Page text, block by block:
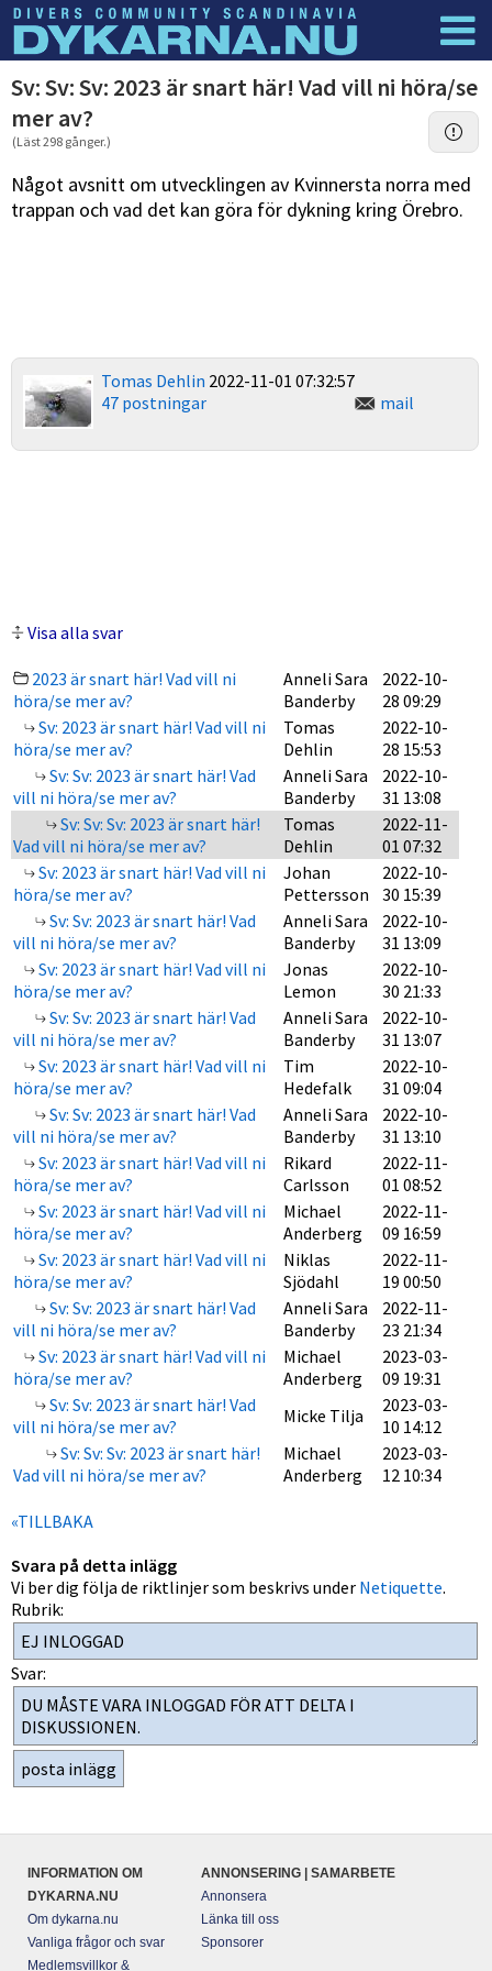
Dyknyheter Logga in
Sv: Sv: Sv: 2023 är snart här! Vad vill ni höra/se
mer av?
(Läst 298 gånger.)
Något avsnitt om utvecklingen av Kvinnersta norra med
trappan och vad det kan göra för dykning kring Örebro.
Tomas Dehlin 2022-11-01 07:32:57
47 postningar
mail
Visa alla svar
2023 är snart här! Vad vill ni
höra/se mer av?
Anneli Sara
Banderby
2022-10-
28 09:29
Sv: 2023 är snart här! Vad vill ni
höra/se mer av?
Tomas
Dehlin
2022-10-
28 15:53
Sv: Sv: 2023 är snart här! Vad
vill ni höra/se mer av?
Anneli Sara
Banderby
2022-10-
31 13:08
Sv: Sv: Sv: 2023 är snart här!
Vad vill ni höra/se mer av?
Tomas
Dehlin
2022-11-
01 07:32
Sv: 2023 är snart här! Vad vill ni
höra/se mer av?
Johan
Pettersson
2022-10-
30 15:39
Sv: Sv: 2023 är snart här! Vad
vill ni höra/se mer av?
Anneli Sara
Banderby
2022-10-
31 13:09
Sv: 2023 är snart här! Vad vill ni
höra/se mer av?
Jonas
Lemon
2022-10-
30 21:33
Sv: Sv: 2023 är snart här! Vad
vill ni höra/se mer av?
Anneli Sara
Banderby
2022-10-
31 13:07
Sv: 2023 är snart här! Vad vill ni
höra/se mer av?
Tim
Hedefalk
2022-10-
31 09:04
Sv: Sv: 2023 är snart här! Vad
vill ni höra/se mer av?
Anneli Sara
Banderby
2022-10-
31 13:10
Sv: 2023 är snart här! Vad vill ni
höra/se mer av?
Rikard
Carlsson
2022-11-
01 08:52
Sv: 2023 är snart här! Vad vill ni
höra/se mer av?
Michael
Anderberg
2022-11-
09 16:59
Sv: 2023 är snart här! Vad vill ni
höra/se mer av?
Niklas
Sjödahl
2022-11-
19 00:50
Sv: Sv: 2023 är snart här! Vad
vill ni höra/se mer av?
Anneli Sara
Banderby
2022-11-
23 21:34
Sv: 2023 är snart här! Vad vill ni
höra/se mer av?
Michael
Anderberg
2023-03-
09 19:31
Sv: Sv: 2023 är snart här! Vad
vill ni höra/se mer av?
Micke Tilja
2023-03-
10 14:12
Sv: Sv: Sv: 2023 är snart här!
Vad vill ni höra/se mer av?
Michael
Anderberg
2023-03-
12 10:34
«TILLBAKA
Svara på detta inlägg
Vi ber dig följa de riktlinjer som beskrivs under Netiquette.
Rubrik:
Svar:
INFORMATION OM
DYKARNA.NU
Om dykarna.nu
Vanliga frågor och svar
Medlemsvillkor &
ANNONSERING | SAMARBETE
Annonsera
Länka till oss
Sponsorer